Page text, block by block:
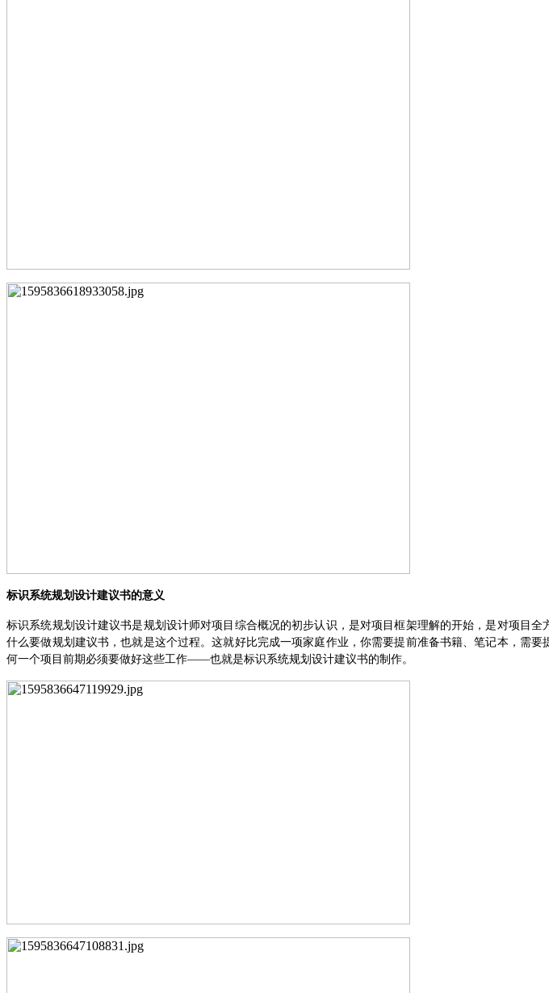
标识系统规划设计建议书的意义
标识系统规划设计建议书是规划设计师对项目综合概况的初步认识，是对项目框架理解的开始，是对项目
什么要做规划建议书，也就是这个过程 。这就好比完成一项家庭作业，你需要提前准备书籍、笔记本，需
何一个项目前期必须要做好这些工作——也就是标识系统规划设计建议书的制作。